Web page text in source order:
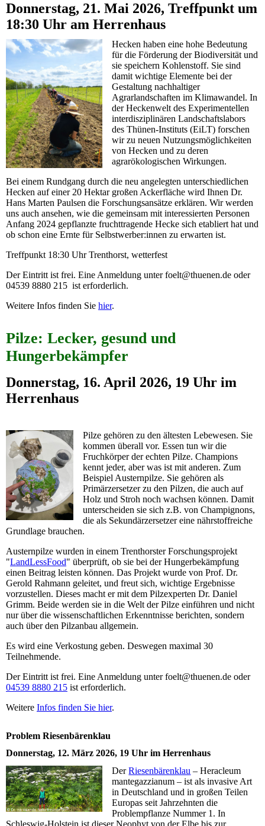
Donnerstag, 21. Mai 2026, Treffpunkt um
18:30 Uhr am Herrenhaus
Hecken haben eine hohe Bedeutung
für die Förderung der Biodiversität und
sie speichern Kohlenstoff. Sie sind
damit wichtige Elemente bei der
Gestaltung nachhaltiger
Agrarlandschaften im Klimawandel. In
der Heckenwelt des Experimentellen
interdisziplinären Landschaftslabors
des Thünen-Instituts (EiLT) forschen
wir zu neuen Nutzungsmöglichkeiten
von Hecken und zu deren
agrarökologischen Wirkungen.
Bei einem Rundgang durch die neu angelegten unterschiedlichen
Hecken auf einer 20 Hektar großen Ackerfläche wird Ihnen Dr.
Hans Marten Paulsen die Forschungsansätze erklären. Wir werden
uns auch ansehen, wie die gemeinsam mit interessierten Personen
Anfang 2024 gepflanzte fruchttragende Hecke sich etabliert hat und
ob schon eine Ernte für Selbstwerber:innen zu erwarten ist.
Treffpunkt 18:30 Uhr Trenthorst, wetterfest
Der Eintritt ist frei. Eine Anmeldung unter foelt@thuenen.de oder
04539 8880 215 ist erforderlich.
Weitere Infos finden Sie hier.
Pilze: Lecker, gesund und
Hungerbekämpfer
Donnerstag, 16. April 2026, 19 Uhr im
Herrenhaus
Pilze gehören zu den ältesten Lebewesen. Sie
kommen überall vor. Essen tun wir die
Fruchkörper der echten Pilze. Champions
kennt jeder, aber was ist mit anderen. Zum
Beispiel Austernpilze. Sie gehören als
Primärzersetzer zu den Pilzen, die auch auf
Holz und Stroh noch wachsen können. Damit
unterscheiden sie sich z.B. von Champignons,
die als Sekundärzersetzer eine nährstoffreiche
Grundlage brauchen.
Austernpilze wurden in einem Trenthorster Forschungsprojekt
"LandLessFood" überprüft, ob sie bei der Hungerbekämpfung
einen Beitrag leisten können. Das Projekt wurde von Prof. Dr.
Gerold Rahmann geleitet, und freut sich, wichtige Ergebnisse
vorzustellen. Dieses macht er mit dem Pilzexperten Dr. Daniel
Grimm. Beide werden sie in die Welt der Pilze einführen und nicht
nur über die wissenschaftlichen Erkenntnisse berichten, sondern
auch über den Pilzanbau allgemein.
Es wird eine Verkostung geben. Deswegen maximal 30
Teilnehmende.
Der Eintritt ist frei. Eine Anmeldung unter foelt@thuenen.de oder
04539 8880 215 ist erforderlich.
Weitere Infos finden Sie hier.
Problem Riesenbärenklau
Donnerstag, 12. März 2026, 19 Uhr im Herrenhaus
DerRiesenbärenklau – Heracleum
mantegazzianum – ist als invasive Art
in Deutschland und in großen Teilen
Europas seit Jahrzehnten die
Problempflanze Nummer 1. In
Schleswig-Holstein ist dieser Neophyt von der Elbe bis zur